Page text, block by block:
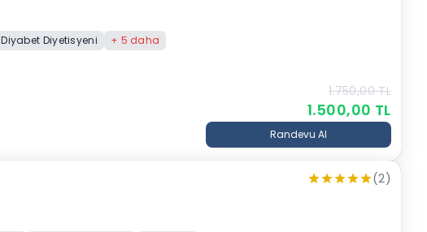
Diyabet Diyetisyeni + 5 daha
1.750,00 TL
1.500,00 TL
Randevu Al
(2)